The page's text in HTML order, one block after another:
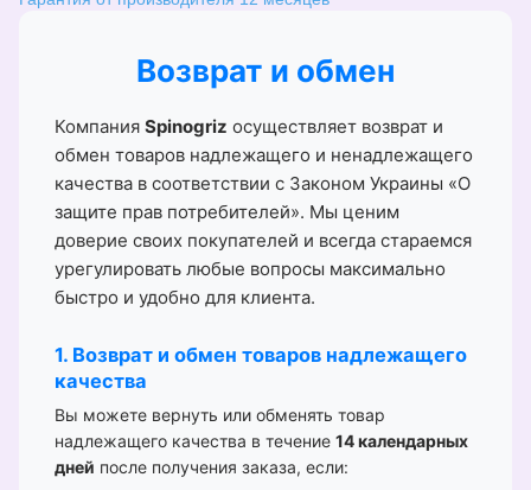
Возврат и обмен
Компания Spinogriz осуществляет возврат и
обмен товаров надлежащего и ненадлежащего
качества в соответствии с Законом Украины «О
защите прав потребителей». Мы ценим
доверие своих покупателей и всегда стараемся
урегулировать любые вопросы максимально
быстро и удобно для клиента.
1. Возврат и обмен товаров надлежащего
качества
Вы можете вернуть или обменять товар
надлежащего качества в течение 14 календарных
дней после получения заказа, если: